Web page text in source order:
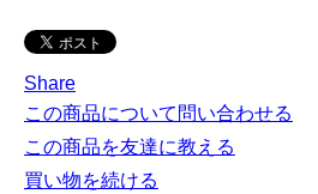
Share
この商品について問い合わせる
この商品を友達に教える
買い物を続ける